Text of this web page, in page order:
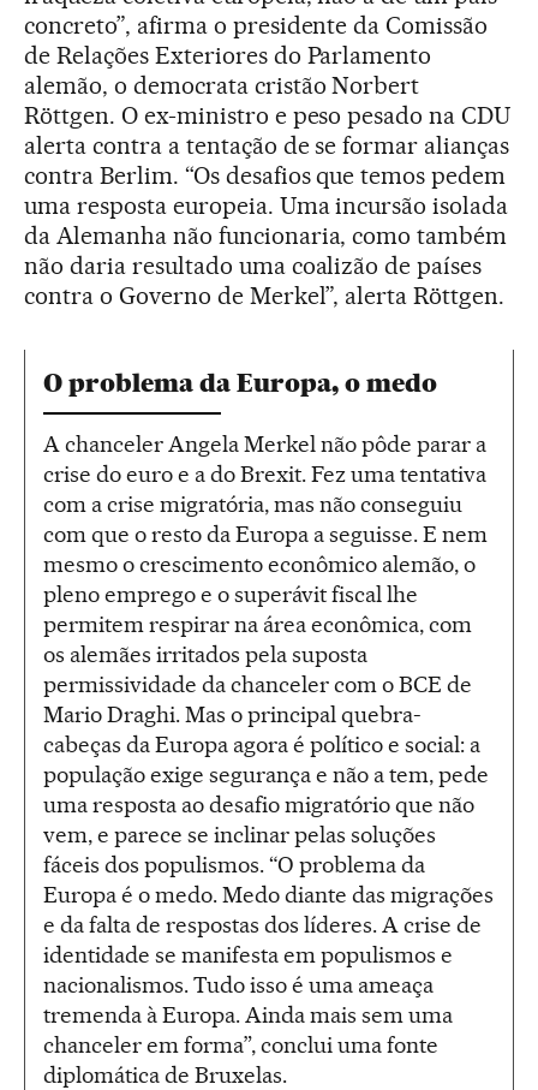
concreto”, afirma o presidente da Comissão
de Relações Exteriores do Parlamento
alemão, o democrata cristão Norbert
Röttgen. O ex-ministro e peso pesado na CDU
alerta contra a tentação de se formar alianças
contra Berlim. “Os desafios que temos pedem
uma resposta europeia. Uma incursão isolada
da Alemanha não funcionaria, como também
não daria resultado uma coalizão de países
contra o Governo de Merkel”, alerta Röttgen.
O problema da Europa, o medo
A chanceler Angela Merkel não pôde parar a
crise do euro e a do Brexit. Fez uma tentativa
com a crise migratória, mas não conseguiu
com que o resto da Europa a seguisse. E nem
mesmo o crescimento econômico alemão, o
pleno emprego e o superávit fiscal lhe
permitem respirar na área econômica, com
os alemães irritados pela suposta
permissividade da chanceler com o BCE de
Mario Draghi. Mas o principal quebra-
cabeças da Europa agora é político e social: a
população exige segurança e não a tem, pede
uma resposta ao desafio migratório que não
vem, e parece se inclinar pelas soluções
fáceis dos populismos. “O problema da
Europa é o medo. Medo diante das migrações
e da falta de respostas dos líderes. A crise de
identidade se manifesta em populismos e
nacionalismos. Tudo isso é uma ameaça
tremenda à Europa. Ainda mais sem uma
chanceler em forma”, conclui uma fonte
diplomática de Bruxelas.